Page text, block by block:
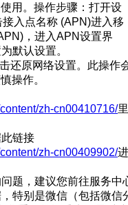
用。操作步骤：打开设
入点名称 (APN)进入移
，进入APN设置界
默认设置。
还原网络设置。此操作
操作。
zh-cn00410716/里
链接
zh-cn00409902/进
题，建议您前往服务中
特别是微信（包括微信